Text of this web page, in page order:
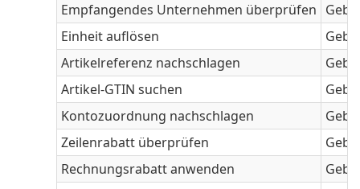
Empfangendes Unternehmen überprüfen
Einheit auflösen
Artikelreferenz nachschlagen
Artikel-GTIN suchen
Kontozuordnung nachschlagen
Zeilenrabatt überprüfen
Rechnungsrabatt anwenden